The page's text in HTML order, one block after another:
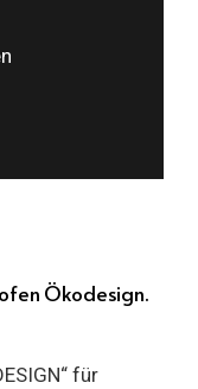
Ökodesign.
für